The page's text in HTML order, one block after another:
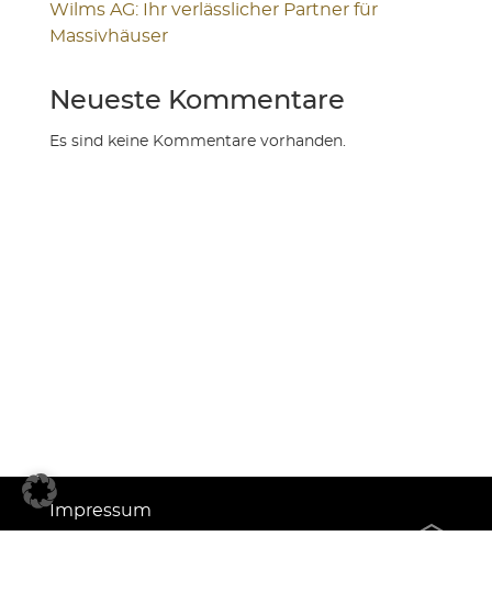
Wilms AG: Ihr verlässlicher Partner für
Massivhäuser
Neueste Kommentare
Es sind keine Kommentare vorhanden.
Impressum